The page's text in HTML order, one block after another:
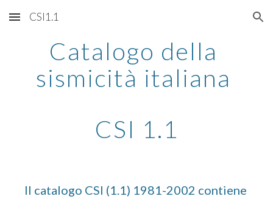
Skip to main content Skip to navigation
CSI1.1
Catalogo della
sismicità italiana
CSI 1.1
Il catalogo CSI (1.1) 1981-2002 contiene